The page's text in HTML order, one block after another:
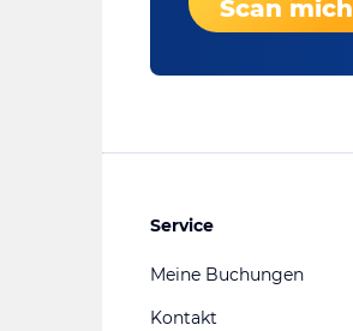
Scan mich
Service
Meine Buchungen
Kontakt